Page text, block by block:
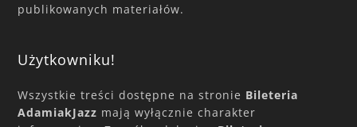
publikowanych materiałów.
Użytkowniku!
Wszystkie treści dostępne na stronie Bileteria
AdamiakJazz mają wyłącznie charakter